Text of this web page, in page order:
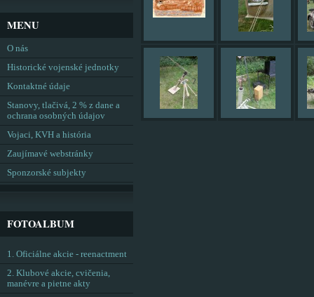
MENU
O nás
Historické vojenské jednotky
Kontaktné údaje
Stanovy, tlačivá, 2 % z dane a
ochrana osobných údajov
Vojaci, KVH a história
Zaujímavé webstránky
Sponzorské subjekty
FOTOALBUM
1. Oficiálne akcie - reenactment
2. Klubové akcie, cvičenia,
manévre a pietne akty